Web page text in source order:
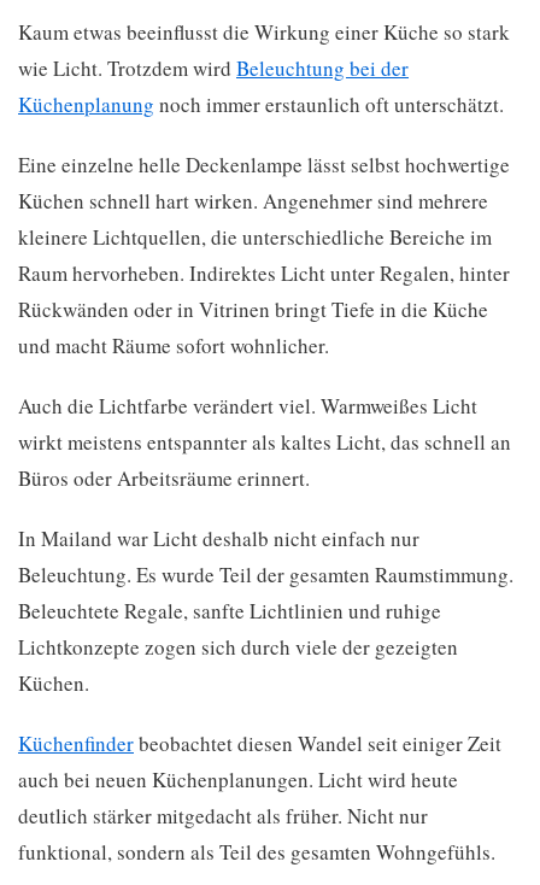
Kaum etwas beeinflusst die Wirkung einer Küche so stark
wie Licht. Trotzdem wird Beleuchtung bei der
Küchenplanung noch immer erstaunlich oft unterschätzt.
Eine einzelne helle Deckenlampe lässt selbst hochwertige
Küchen schnell hart wirken. Angenehmer sind mehrere
kleinere Lichtquellen, die unterschiedliche Bereiche im
Raum hervorheben. Indirektes Licht unter Regalen, hinter
Rückwänden oder in Vitrinen bringt Tiefe in die Küche
und macht Räume sofort wohnlicher.
Auch die Lichtfarbe verändert viel. Warmweißes Licht
wirkt meistens entspannter als kaltes Licht, das schnell an
Büros oder Arbeitsräume erinnert.
In Mailand war Licht deshalb nicht einfach nur
Beleuchtung. Es wurde Teil der gesamten Raumstimmung.
Beleuchtete Regale, sanfte Lichtlinien und ruhige
Lichtkonzepte zogen sich durch viele der gezeigten
Küchen.
Küchenfinderbeobachtet diesen Wandel seit einiger Zeit
auch bei neuen Küchenplanungen. Licht wird heute
deutlich stärker mitgedacht als früher. Nicht nur
funktional, sondern als Teil des gesamten Wohngefühls.